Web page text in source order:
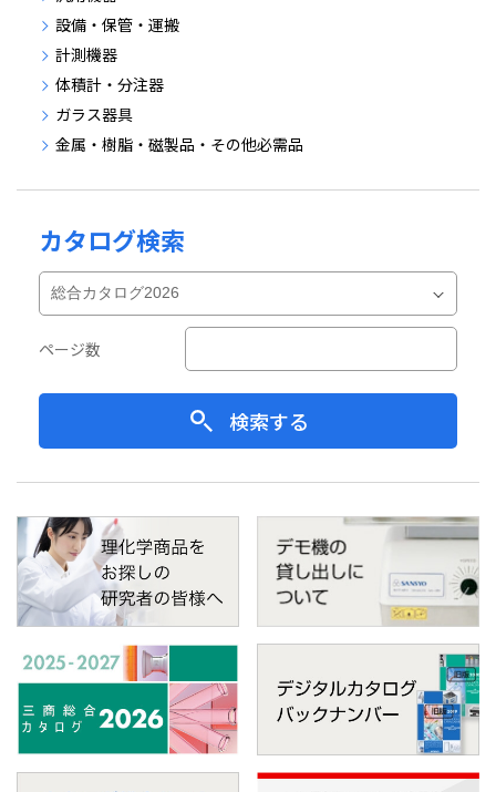
設備・保管・運搬
計測機器
体積計・分注器
ガラス器具
金属・樹脂・磁製品・その他必需品
カタログ検索
ページ数
検索する